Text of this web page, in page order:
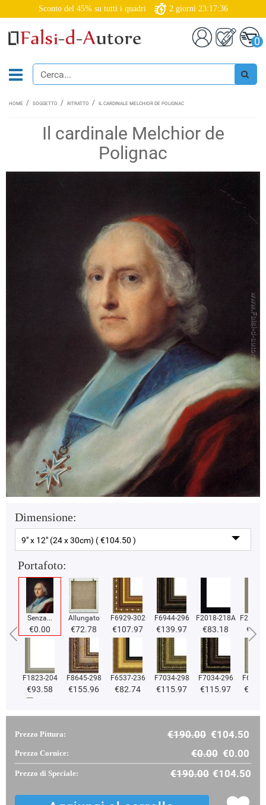
Sconto del 45% su tutti i quadri 2 giorni 23:17:35
0
HOME SOGGETTO RITRATTO IL CARDINALE MELCHIOR DE POLIGNAC
Il cardinale Melchior de
Polignac
Dimensione:
9" x 12" (24 x 30cm) ( €104.50 )
Portafoto:
Senza...
€0.00
Allungato
€72.78
F6929-302
€107.97
F6944-296
€139.97
F2018-218A
€83.18
F2018-
F1823-204
€93.58
F8645-298
€155.96
F6537-236
€82.74
F7034-298
€115.97
F7034-296
€115.97
F2833-204
€99.18
Prezzo Pittura: €190.00 €104.50
Prezzo Cornice: €0.00 €0.00
Prezzo di Speciale: €190.00 €104.50